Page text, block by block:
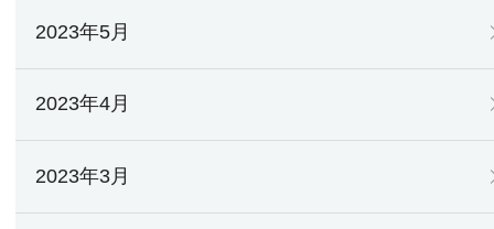
2023年5月
2023年4月
2023年3月